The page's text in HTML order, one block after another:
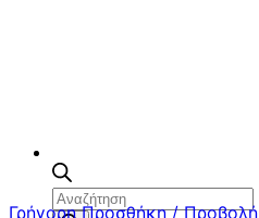
Αναζήτηση
Γρήγορη Προσθήκη / Προβολή